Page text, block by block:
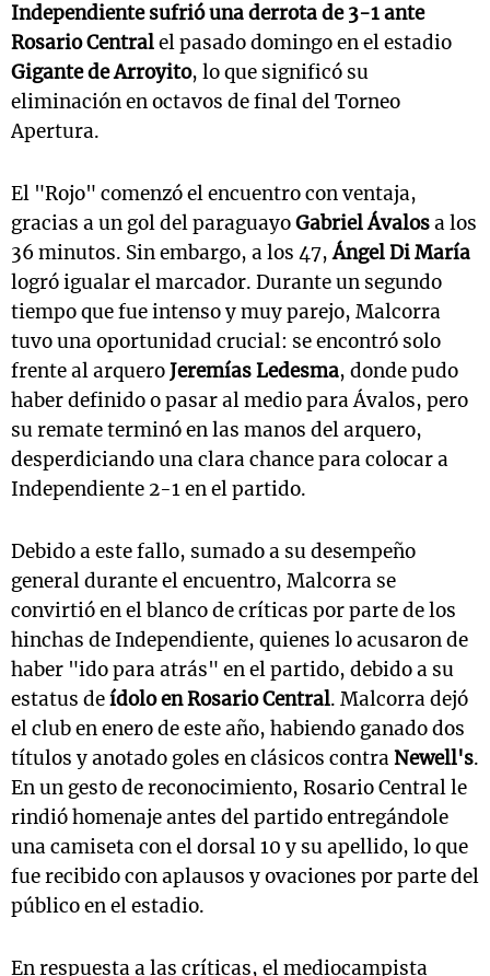
Independiente sufrió una derrota de 3-1 ante
Rosario Centralel pasado domingo en el estadio
Gigante de Arroyito, lo que significó su
eliminación en octavos de final del Torneo
Apertura.
El "Rojo" comenzó el encuentro con ventaja,
gracias a un gol del paraguayoGabriel Ávalosa los
36 minutos. Sin embargo, a los 47,Ángel Di María
logró igualar el marcador. Durante un segundo
tiempo que fue intenso y muy parejo, Malcorra
tuvo una oportunidad crucial: se encontró solo
frente al arqueroJeremías Ledesma, donde pudo
haber definido o pasar al medio para Ávalos, pero
su remate terminó en las manos del arquero,
desperdiciando una clara chance para colocar a
Independiente 2-1 en el partido.
Debido a este fallo, sumado a su desempeño
general durante el encuentro, Malcorra se
convirtió en el blanco de críticas por parte de los
hinchas de Independiente, quienes lo acusaron de
haber "ido para atrás" en el partido, debido a su
estatus deídolo en Rosario Central. Malcorra dejó
el club en enero de este año, habiendo ganado dos
títulos y anotado goles en clásicos contraNewell's.
En un gesto de reconocimiento, Rosario Central le
rindió homenaje antes del partido entregándole
una camiseta con el dorsal 10 y su apellido, lo que
fue recibido con aplausos y ovaciones por parte del
público en el estadio.
En respuesta a las críticas, el mediocampista